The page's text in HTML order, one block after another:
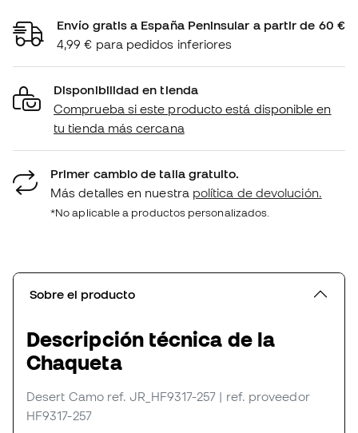
Envío gratis a España Peninsular a partir de 60 €
4,99 € para pedidos inferiores
Disponibilidad en tienda
Comprueba si este producto está disponible en
tu tienda más cercana
Primer cambio de talla gratuito.
Más detalles en nuestra política de devolución.
*No aplicable a productos personalizados.
Sobre el producto
Descripción técnica de la
Chaqueta
Desert Camo ref. JR_HF9317-257 | ref. proveedor
HF9317-257